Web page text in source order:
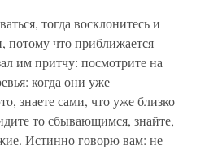
тогда восклонитесь и
что приближается
им притчу: посмотрите на
когда они уже
знаете сами, что уже близко
то сбывающимся, знайте,
Истинно говорю вам: не